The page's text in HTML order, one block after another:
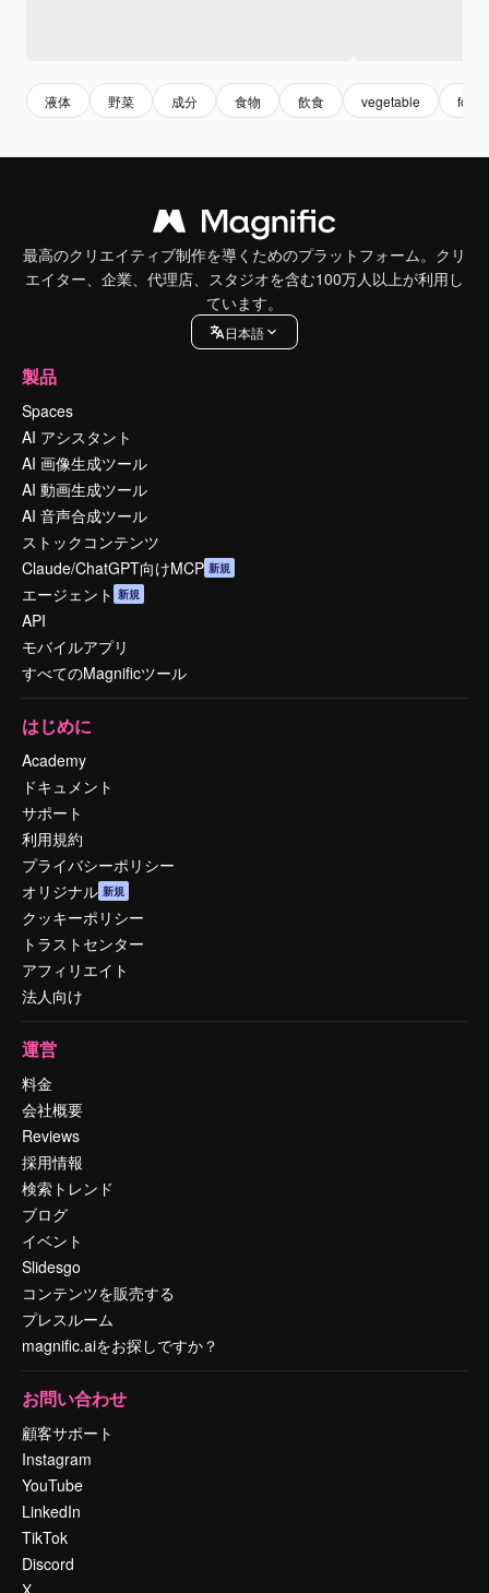
液体 野菜 成分 食物 飲食 vegetable food
最高のクリエイティブ制作を導くためのプラットフォーム。クリ
エイター、企業、代理店、スタジオを含む100万人以上が利用し
ています。
日本語
製品
Spaces
AI アシスタント
AI 画像生成ツール
AI 動画生成ツール
AI 音声合成ツール
ストックコンテンツ
Claude/ChatGPT向けMCP 新規
エージェント 新規
API
モバイルアプリ
すべてのMagnificツール
はじめに
Academy
ドキュメント
サポート
利用規約
プライバシーポリシー
オリジナル 新規
クッキーポリシー
トラストセンター
アフィリエイト
法人向け
運営
料金
会社概要
Reviews
採用情報
検索トレンド
ブログ
イベント
Slidesgo
コンテンツを販売する
プレスルーム
magnific.aiをお探しですか？
お問い合わせ
顧客サポート
Instagram
YouTube
LinkedIn
TikTok
Discord